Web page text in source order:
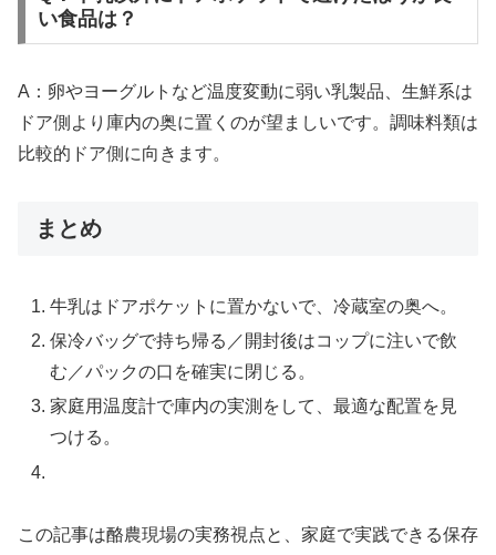
い食品は？
A：卵やヨーグルトなど温度変動に弱い乳製品、生鮮系は
ドア側より庫内の奥に置くのが望ましいです。調味料類は
比較的ドア側に向きます。
まとめ
牛乳はドアポケットに置かないで、冷蔵室の奥へ。
保冷バッグで持ち帰る／開封後はコップに注いで飲
む／パックの口を確実に閉じる。
家庭用温度計で庫内の実測をして、最適な配置を見
つける。
この記事は酪農現場の実務視点と、家庭で実践できる保存